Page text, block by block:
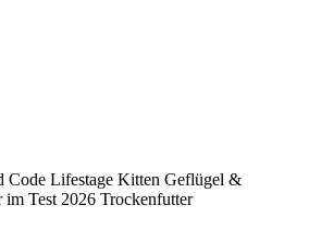
Lifestage Kitten Geflügel &
Test 2026 Trockenfutter